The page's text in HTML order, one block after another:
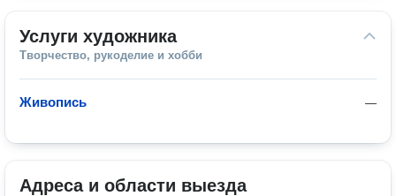
Услуги художника
Творчество, рукоделие и хобби
—
Живопись
Адреса и области выезда